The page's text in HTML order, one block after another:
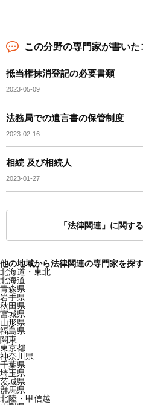
この分野の専門家が書いた
抵当権抹消登記の必要書類
2023-05-09
法務局での遺言書の保管制度
2023-02-16
相続 及び相続人
2023-01-27
「法律関連」に関す
他の地域から法律関連の専門家を探す
北海道・東北
北海道
青森県
岩手県
秋田県
宮城県
山形県
福島県
関東
東京都
神奈川県
千葉県
埼玉県
茨城県
群馬県
北陸・甲信越